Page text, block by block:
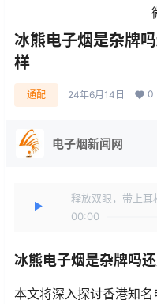
冰熊电子烟是杂牌
样
通配 24年6月14日 0
电子烟新闻网
释放双眼，带上耳
00:00
冰熊电子烟是杂牌吗还
本文将深入探讨香港知